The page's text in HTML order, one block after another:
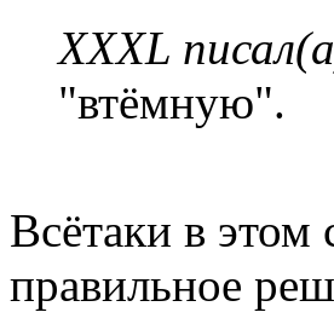
XXXL
"втёмную".
Всётаки в этом
правильное